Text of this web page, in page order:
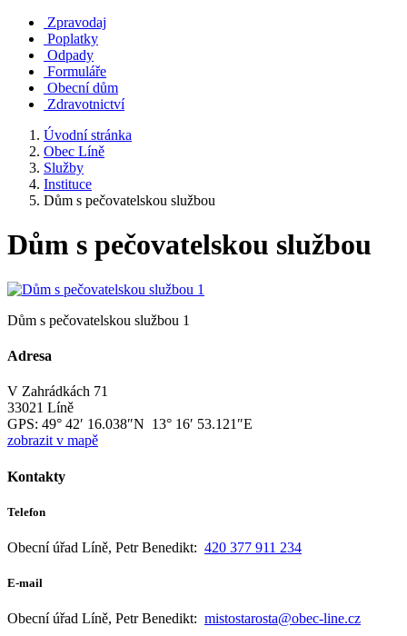
Zpravodaj
Poplatky
Odpady
Formuláře
Obecní dům
Zdravotnictví
Úvodní stránka
Obec Líně
Služby
Instituce
Dům s pečovatelskou službou
Dům s pečovatelskou službou
Dům s pečovatelskou službou 1
Adresa
V Zahrádkách 71
33021 Líně
GPS: 49° 42′ 16.038″N 13° 16′ 53.121″E
zobrazit v mapě
Kontakty
Telefon
Obecní úřad Líně, Petr Benedikt: 420 377 911 234
E-mail
Obecní úřad Líně, Petr Benedikt: mistostarosta@obec-line.cz